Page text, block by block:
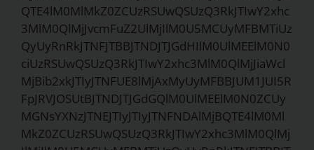
QTE4lM0MlMkZ0ZCUzRSUwQSUzQ3RkJTIwY2xhc
3MlM0QlMjJvcmFuZ2UlMjIlM0U5MCUyMFBMTiUz
QyUyRnRkJTNFJTBBJTNDJTJGdHIlM0UlMEElM0N0
ciUzRSUwQSUzQ3RkJTIwY2xhc3MlM0QlMjJiaWcl
MjBib2xkJTIyJTNFUE8lMjAxMyUyMFBBJUM1JUI5R
FpJRVJOSUtBJTNDJTJGdGQlM0UlMEElM0N0ZCUy
MGNsYXNzJTNEJTIyJTIyJTNFNDAlMjBQTE4lM0Ml
MkZ0ZCUzRSUwQSUzQ3RkJTIwY2xhc3MlM0QlMj